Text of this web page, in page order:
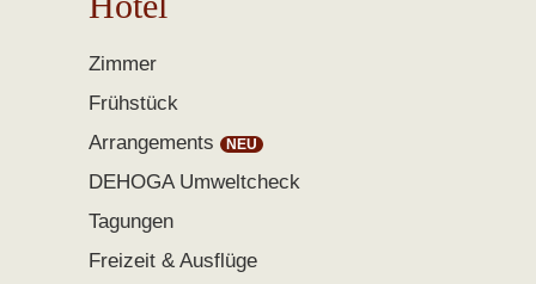
Zimmer
Frühstück
Arrangements
DEHOGA Umweltcheck
Tagungen
Freizeit & Ausflüge